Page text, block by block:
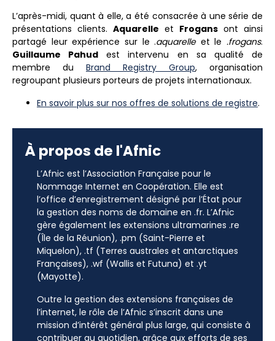
L’après-midi, quant à elle, a été consacrée à une série de
présentations clients. Aquarelle et Frogans ont ainsi
partagé leur expérience sur le .aquarelleet le .frogans.
Guillaume Pahud est intervenu en sa qualité de
membre du Brand Registry Group, organisation
regroupant plusieurs porteurs de projets internationaux.
En savoir plus sur nos offres de solutions de registre.
À propos de l'Afnic
L’Afnic est l’Association Française pour le
Nommage Internet en Coopération. Elle est
l’office d’enregistrement désigné par l’État pour
la gestion des noms de domaine en .fr. L’Afnic
gère également les extensions ultramarines .re
(Île de la Réunion), .pm (Saint-Pierre et
Miquelon), .tf (Terres australes et antarctiques
Françaises), .wf (Wallis et Futuna) et .yt
(Mayotte).
Outre la gestion des extensions françaises de
l’internet, le rôle de l’Afnic s’inscrit dans une
mission d’intérêt général plus large, qui consiste à
contribuer au quotidien, grâce aux efforts de ses